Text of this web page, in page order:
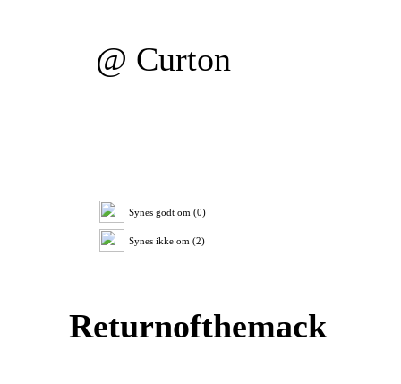
@ Curton
Synes godt om (0)
Synes ikke om (2)
Returnofthemack